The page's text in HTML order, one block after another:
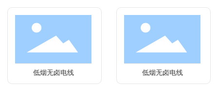
低烟无卤电线 低烟无卤电线